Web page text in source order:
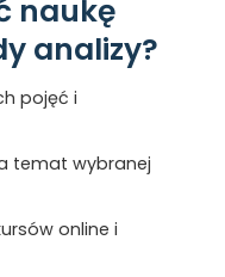
naukę
analizy?
pojęć i
temat wybranej
online i